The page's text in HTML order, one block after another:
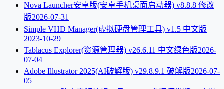
Nova Launcher安卓版(安卓手机桌面启动器) v8.8.8 修改
版2026-07-31
Simple VHD Manager(虚拟硬盘管理工具) v1.5 中文版
2023-10-29
Tablacus Explorer(资源管理器) v26.6.11 中文绿色版2026-
07-04
Adobe Illustrator 2025(AI破解版) v29.8.9.1 破解版2026-07-
05